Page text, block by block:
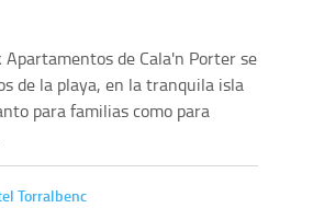
Apartamentos de Cala'n Porter se
de la playa, en la tranquila isla
para familias como para
Torralbenc